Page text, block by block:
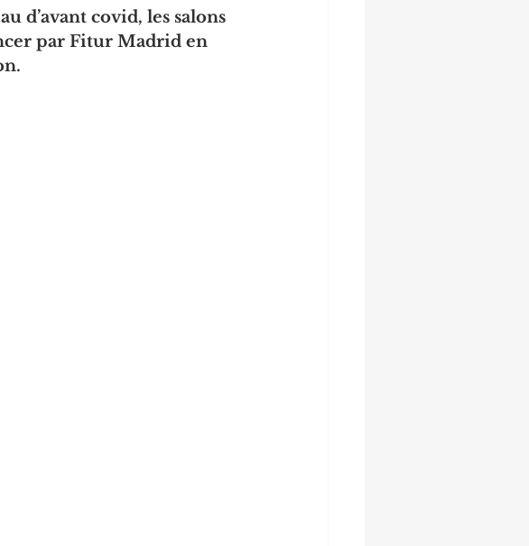
d’avant covid, les salons
par Fitur Madrid en